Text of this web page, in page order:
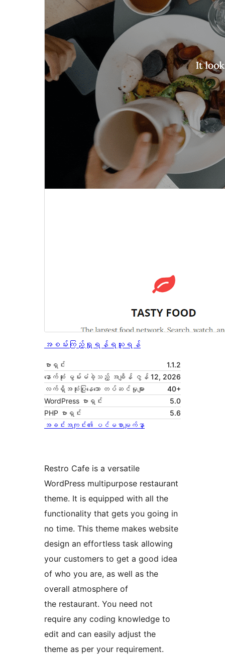
အစမ်းကြည့်ရှုရန် ရယူရန်
ဗားရှင်း
1.1.2
နောက်ဆုံး မွမ်းမံခဲ့သည့် အချိန် ဇွန် 12, 2026
လက်ရှိအသုံးပြုနေသော တပ်ဆင်မှုများ
40+
WordPress ဗားရှင်း
5.0
PHP ဗားရှင်း
5.6
အခင်းအကျင်း၏ ပင်မစာမျက်နှာ
Restro Cafe is a versatile
WordPress multipurpose restaurant
theme. It is equipped with all the
functionality that gets you going in
no time. This theme makes website
design an effortless task allowing
your customers to get a good idea
of who you are, as well as the
overall atmosphere of
the restaurant. You need not
require any coding knowledge to
edit and can easily adjust the
theme as per your requirement.